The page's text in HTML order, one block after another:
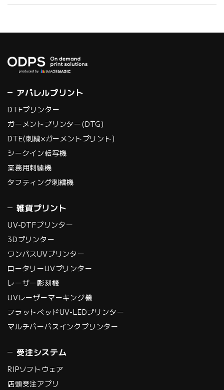
アパレルプリント
DTFプリンター
ガーメントプリンター(DTG)
DTE(刺繍×ガーメントプリント)
シークイン転写機
業務用刺繍機
タフティング刺繍機
雑貨プリント
UV-DTFプリンター
3Dプリンター
ワンパスUVプリンター
ロータリーUVプリンター
レーザー彫刻機
UVレーザーマーキング機
フラットベッドUV-LEDプリンター
マルチパーパスインクプリンター
受注システム
RIPソフトウェア
店頭受注アプリ